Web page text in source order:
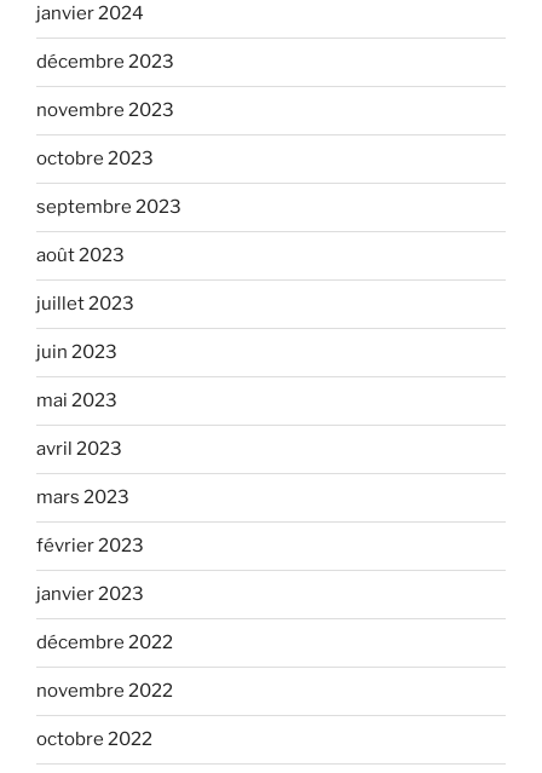
janvier 2024
décembre 2023
novembre 2023
octobre 2023
septembre 2023
août 2023
juillet 2023
juin 2023
mai 2023
avril 2023
mars 2023
février 2023
janvier 2023
décembre 2022
novembre 2022
octobre 2022